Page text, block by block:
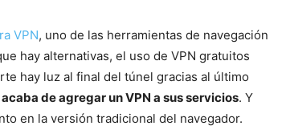
VPN, uno de las herramientas de navegación
hay alternativas, el uso de VPN gratuitos
hay luz al final del túnel gracias al último
acaba de agregar un VPN a sus servicios. Y
en la versión tradicional del navegador.